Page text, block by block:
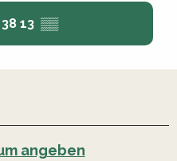
13 ▒▒
angeben